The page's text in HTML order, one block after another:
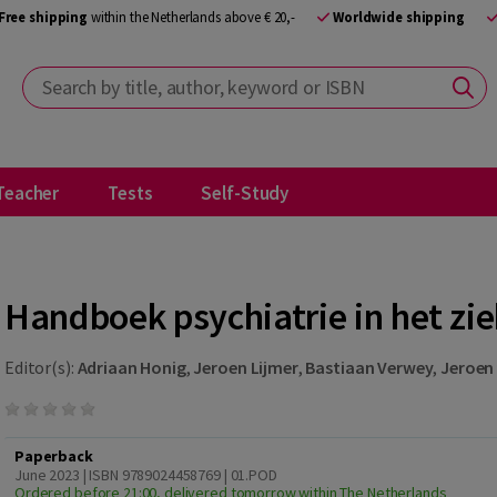
Free shipping within the Netherlands above € 20,- Worldwide shipping
Search by title, author, keyword or ISBN
Tests Self-Study
Handboek psychiatrie in het
Editor(s): Adriaan Honig, Jeroen Lijmer, Bastiaan Verwey,
Paperback
June 2023 | ISBN 9789024458769 | 01.POD
Ordered before 21:00, delivered tomorrow within The Netherlands